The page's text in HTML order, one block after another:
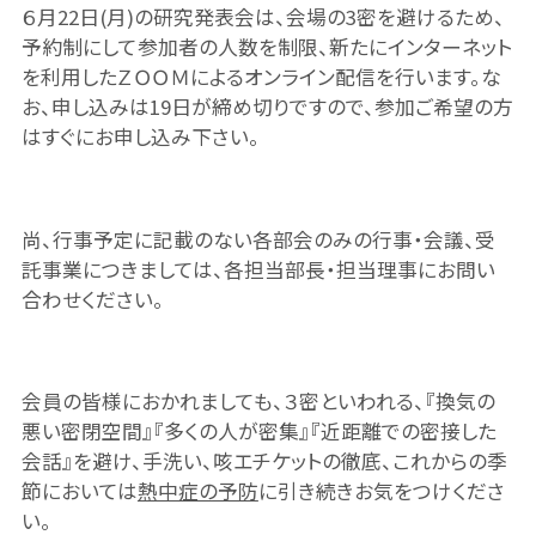
６月22日(月)の研究発表会は、会場の3密を避けるため、
予約制にして参加者の人数を制限、新たにインターネット
を利用したＺＯＯＭによるオンライン配信を行います。な
お、申し込みは19日が締め切りですので、参加ご希望の方
はすぐにお申し込み下さい。
尚、行事予定に記載のない各部会のみの行事・会議、受
託事業につきましては、各担当部長・担当理事にお問い
合わせください。
会員の皆様におかれましても、３密といわれる、『換気の
悪い密閉空間』『多くの人が密集』『近距離での密接した
会話』を避け、手洗い、咳エチケットの徹底、これからの季
節においては熱中症の予防に引き続きお気をつけくださ
い。